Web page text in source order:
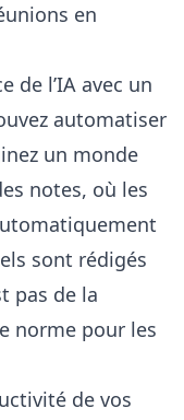
en
de l’IA avec un
automatiser
un monde
notes, où les
sont rédigés
pas de la
norme pour les
de vos